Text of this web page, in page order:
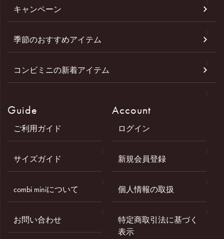
キャンペーン
季節のおすすめアイテム
コンビミニの新着アイテム
Guide
ご利用ガイド
サイズガイド
combi miniについて
お問い合わせ
Account
ログイン
新規会員登録
個人情報の取扱
特定商取引法に基づく
表示